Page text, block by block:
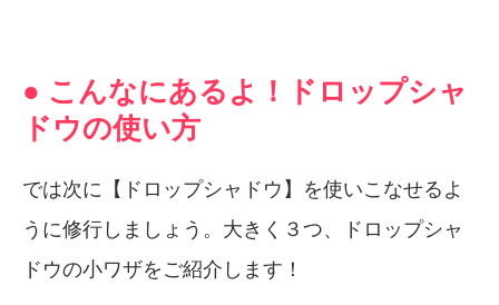
● こんなにあるよ！ドロップシャ
ドウの使い方
では次に【ドロップシャドウ】を使いこなせるよ
うに修行しましょう。大きく３つ、ドロップシャ
ドウの小ワザをご紹介します！